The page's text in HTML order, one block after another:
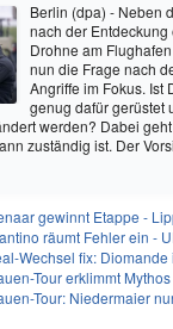
Berlin (dpa) - Neben
nach der
Drohne am
nun die Frage nach
Angriffe im Fokus. Ist
genug dafür gerüstet
werden? Dabei
zuständig ist. Der
gewinnt Etappe -
räumt Fehler ein -
Wechsel fix: Diomande ist
Tour erklimmt Mythos
Tour: Niedermaier nun